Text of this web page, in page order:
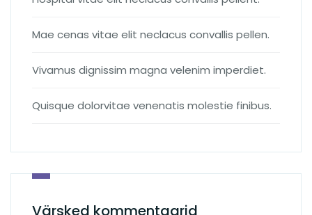
Mae cenas vitae elit neclacus convallis pellen.
Vivamus dignissim magna velenim imperdiet.
Quisque dolorvitae venenatis molestie finibus.
Värsked kommentaarid